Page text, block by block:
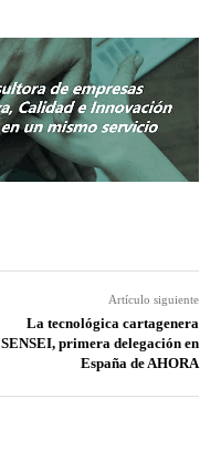
Artículo siguiente
La tecnológica cartagenera
SENSEI, primera delegación en
España de AHORA